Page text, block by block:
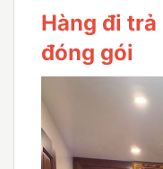
Hàng đi
đóng gói